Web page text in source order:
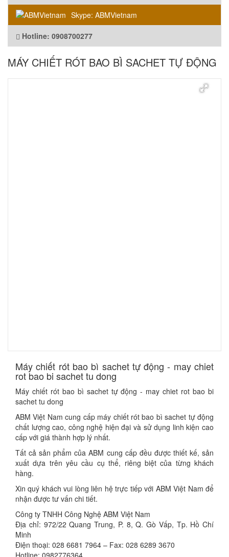
Skype: ABMVietnam
Hotline: 0908700277
MÁY CHIẾT RÓT BAO BÌ SACHET TỰ ĐỘNG
Máy chiết rót bao bì sachet tự động - may chiet
rot bao bi sachet tu dong
Máy chiết rót bao bì sachet tự động - may chiet rot bao bi
sachet tu dong
ABM Việt Nam cung cấp máy chiết rót bao bì sachet tự động
chất lượng cao, công nghệ hiện đại và sử dụng linh kiện cao
cấp với giá thành hợp lý nhất.
Tất cả sản phẩm của ABM cung cấp đều được thiết kế, sản
xuất dựa trên yêu cầu cụ thể, riêng biệt của từng khách
hàng.
Xin quý khách vui lòng liên hệ trực tiếp với ABM Việt Nam để
nhận được tư vấn chi tiết.
Công ty TNHH Công Nghệ ABM Việt Nam
Địa chỉ: 972/22 Quang Trung, P. 8, Q. Gò Vấp, Tp. Hồ Chí
Minh
Điện thoại: 028 6681 7964 – Fax: 028 6289 3670